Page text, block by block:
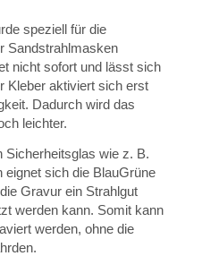
speziell für die
Sandstrahlmasken
nicht sofort und lässt sich
Kleber aktiviert sich erst
Dadurch wird das
leichter.
Sicherheitsglas wie z. B.
eignet sich die BlauGrüne
Gravur ein Strahlgut
werden kann. Somit kann
werden, ohne die